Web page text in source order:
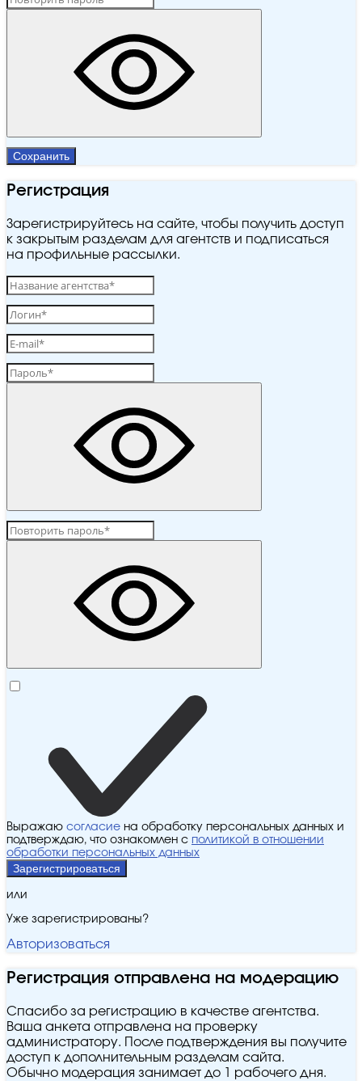
Сохранить
Регистрация
Зарегистрируйтесь на сайте, чтобы получить доступ
к закрытым разделам для агентств и подписаться
на профильные рассылки.
Выражаю согласие на обработку персональных данных и
подтверждаю, что ознакомлен с политикой в отношении
обработки персональных данных
Зарегистрироваться
или
Уже зарегистрированы?
Авторизоваться
Регистрация отправлена на модерацию
Спасибо за регистрацию в качестве агентства.
Ваша анкета отправлена на проверку
администратору. После подтверждения вы получите
доступ к дополнительным разделам сайта.
Обычно модерация занимает до 1 рабочего дня.